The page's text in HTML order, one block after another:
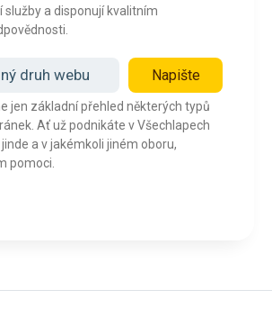
a disponují kvalitním
druh webu Napište
jen základní přehled některých typů
Ať už podnikáte v Všechlapech
a v jakémkoli jiném oboru,
pomoci.